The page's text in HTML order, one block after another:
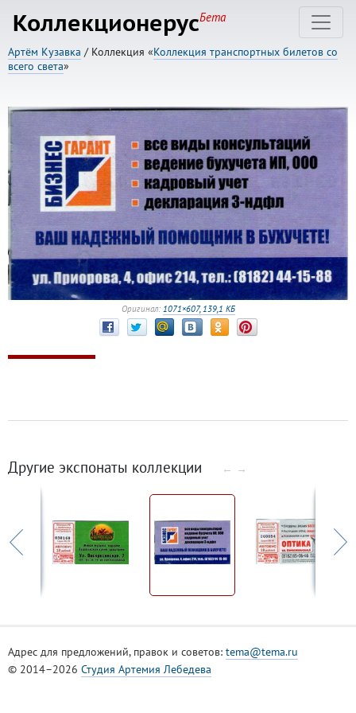
КоллекционерусБета
Артём Кузавка / Коллекция «Коллекция транспортных билетов со
всего света»
Оригинал: 1071×607, 139,1 КБ
Другие экспонаты коллекции ← →
Адрес для предложений, правок и советов: tema@tema.ru
© 2014–2026 Студия Артемия Лебедева